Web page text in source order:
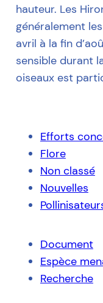
hauteur. Les
généralement
avril à la fin
sensible durant
oiseaux est
Efforts
Flore
Non classé
Nouvelles
Document
Espèce
Recherche